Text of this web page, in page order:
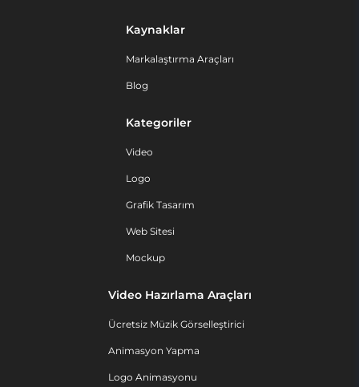
Kaynaklar
Markalaştırma Araçları
Blog
Kategoriler
Video
Logo
Grafik Tasarım
Web Sitesi
Mockup
Video Hazırlama Araçları
Ücretsiz Müzik Görselleştirici
Animasyon Yapma
Logo Animasyonu